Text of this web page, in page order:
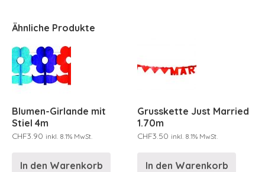
Ähnliche Produkte
Blumen-Girlande mit
Stiel 4m
CHF3.90 inkl. 8.1% MwSt.
In den Warenkorb
Grusskette Just Married
1.70m
CHF3.50 inkl. 8.1% MwSt.
In den Warenkorb